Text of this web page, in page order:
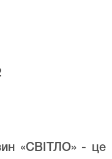
«СВІТЛО» - це